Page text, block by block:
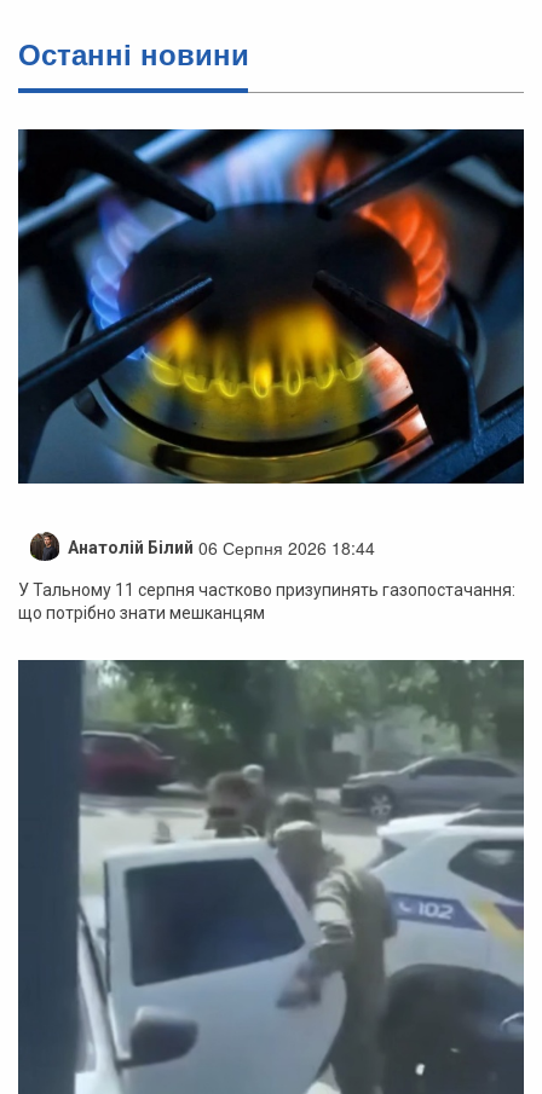
Останні новини
Анатолій Білий 06 Серпня 2026 18:44
У Тальному 11 серпня частково призупинять газопостачання:
що потрібно знати мешканцям